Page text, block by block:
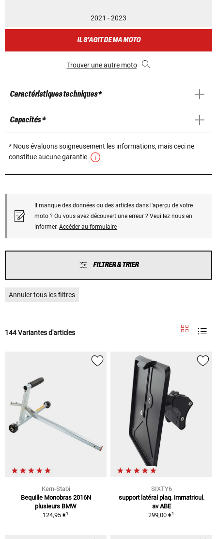
2021 - 2023
IL S'AGIT DE MA MOTO
Trouver une autre moto
Caractéristiques techniques *
Capacités *
* Nous évaluons soigneusement les informations, mais ceci ne
constitue aucune garantie
Il manque des données ou des articles dans l'aperçu de votre
moto ? Ou vous avez découvert une erreur ? Veuillez nous en
informer. Accéder au formulaire
FILTRER & TRIER
Annuler tous les filtres
144 Variantes d'articles
Kern-Stabi
Bequille Monobras 2016N
plusieurs BMW
124,95 €1
SIXTY6
support latéral plaq. immatricul.
av ABE
299,00 €1